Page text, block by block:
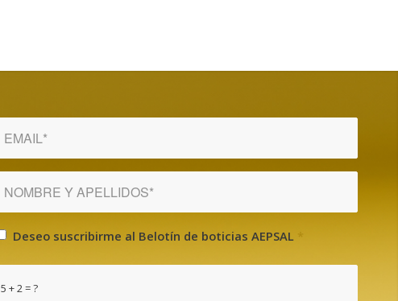
Deseo suscribirme al Belotín de boticias AEPSAL *
5 + 2 = ?